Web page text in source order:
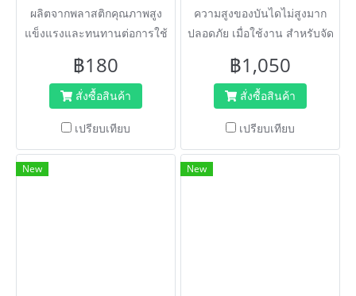
ผลิตจากพลาสติกคุณภาพสูง
แข็งแรงและทนทานต่อการใช้
฿180
สั่งซื้อสินค้า
เปรียบเทียบ
ความสูงของบันไดไม่สูงมาก
ปลอดภัย เมื่อใช้งาน สำหรับจัด
หลอดไฟได้
฿1,050
สั่งซื้อสินค้า
เปรียบเทียบ
New New